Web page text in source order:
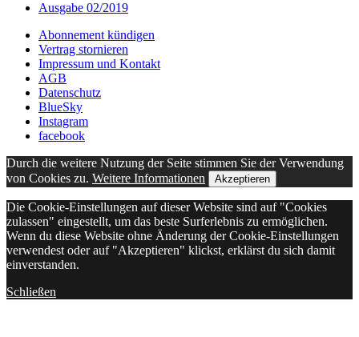
Ausgabe 02/2019
Abonnement kündigen
Vertrag stornieren
Impressum und Kontakt
AGB
Datenschutz
BlueSky
Instagram
facebook
Durch die weitere Nutzung der Seite stimmen Sie der Verwendung
von Cookies zu. Weitere Informationen Akzeptieren
Die Cookie-Einstellungen auf dieser Website sind auf "Cookies
zulassen" eingestellt, um das beste Surferlebnis zu ermöglichen.
Wenn du diese Website ohne Änderung der Cookie-Einstellungen
verwendest oder auf "Akzeptieren" klickst, erklärst du sich damit
einverstanden.
Schließen